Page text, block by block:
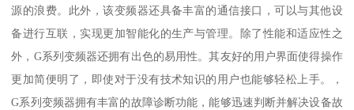
源的浪费。此外，该变频器还具备丰富的通信接口，可以与其他设
备进行互联，实现更加智能化的生产与管理。除了性能和适应性之
外，G系列变频器还拥有出色的易用性。其友好的用户界面使得操作
更加简便明了，即使对于没有技术知识的用户也能够轻松上手。，
G系列变频器拥有丰富的故障诊断功能，能够迅速判断并解决设备故